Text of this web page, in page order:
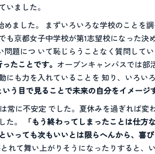
ました。
ました。 まずいろいろな学校のことを
京都女子中学校が第1志望校になった決
題につ いて恥じらうことなく質問して
たことです。 オープンキャンパスでは部
も力を入れていることを 知り、いろい
う目で見ることで未来の自分をイメージ
に不安定 でした。夏休みを過ぎれば変
た。
「もう終わってしまったことは仕方
っても次もいいとは限らへんから、喜
れて舞い上がりそうになったりすると、